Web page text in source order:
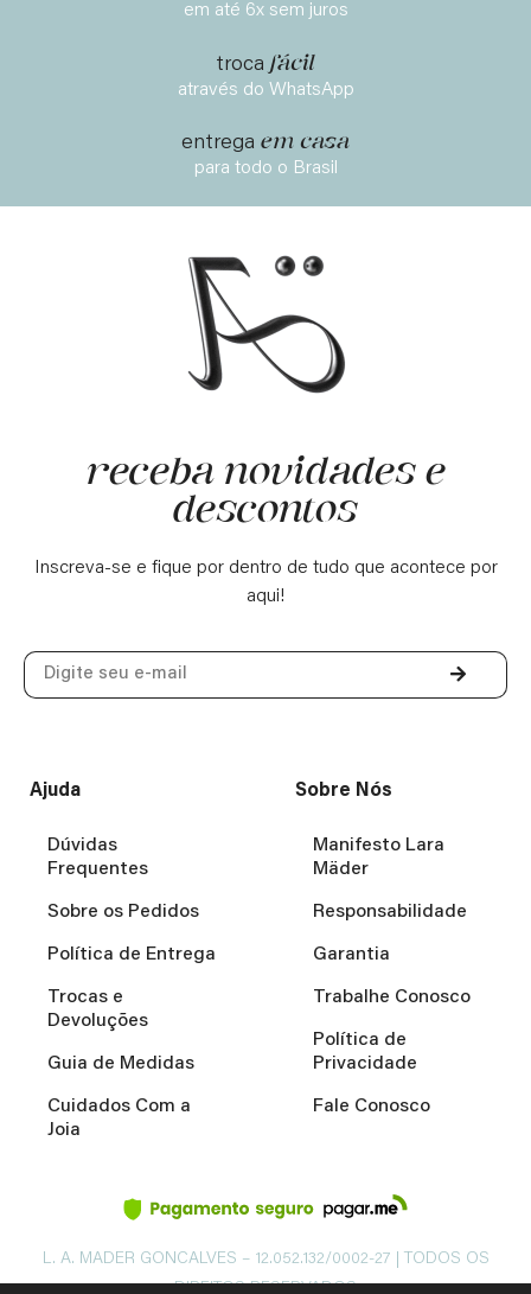
em até 6x sem juros
troca fácil
através do WhatsApp
entrega em casa
para todo o Brasil
receba novidades e
descontos
Inscreva-se e fique por dentro de tudo que acontece por
aqui!
Ajuda
Dúvidas
Frequentes
Sobre os Pedidos
Política de Entrega
Trocas e
Devoluções
Guia de Medidas
Cuidados Com a
Joia
Sobre Nós
Manifesto Lara
Mäder
Responsabilidade
Garantia
Trabalhe Conosco
Política de
Privacidade
Fale Conosco
L. A. MADER GONCALVES – 12.052.132/0002-27 | TODOS OS